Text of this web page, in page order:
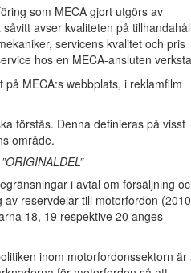
som MECA gjort utgörs av
avser kvaliteten på
servicens kvalitet och pris
hos en MECA-ansluten
MECA:s webbplats, i reklamfilm
förstås. Denna definieras på visst
område.
i avtal om försäljning
reservdelar till motorfordon
18, 19 respektive 20 anges
inom motorfordonssektorn är